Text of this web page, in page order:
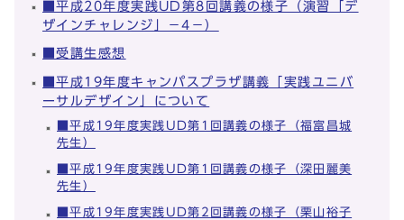
■平成20年度実践UD第8回講義の様子（演習「デ
ザインチャレンジ」－4－）
■受講生感想
■平成19年度キャンパスプラザ講義「実践ユニバ
ーサルデザイン」について
■平成19年度実践UD第1回講義の様子（福富昌城
先生）
■平成19年度実践UD第1回講義の様子（深田麗美
先生）
■平成19年度実践UD第2回講義の様子（栗山裕子